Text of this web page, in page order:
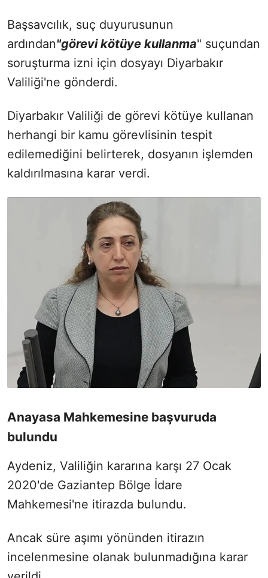
Başsavcılık, suç duyurusunun
ardından"görevi kötüye kullanma" suçundan
soruşturma izni için dosyayı Diyarbakır
Valiliği'ne gönderdi.
Diyarbakır Valiliği de görevi kötüye kullanan
herhangi bir kamu görevlisinin tespit
edilemediğini belirterek, dosyanın işlemden
kaldırılmasına karar verdi.
Anayasa Mahkemesine başvuruda
bulundu
Aydeniz, Valiliğin kararına karşı 27 Ocak
2020'de Gaziantep Bölge İdare
Mahkemesi'ne itirazda bulundu.
Ancak süre aşımı yönünden itirazın
incelenmesine olanak bulunmadığına karar